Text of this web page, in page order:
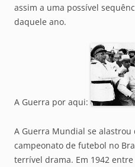
assim a uma possível
daquele ano.
A Guerra por aqui:
A Guerra Mundial se alastrou
campeonato de futebol no
terrível drama. Em 1942